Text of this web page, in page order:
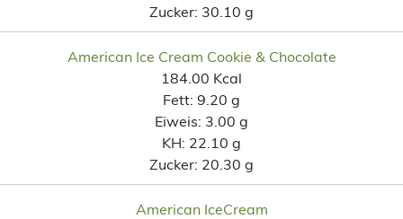
Zucker: 30.10 g
American Ice Cream Cookie & Chocolate
184.00 Kcal
Fett: 9.20 g
Eiweis: 3.00 g
KH: 22.10 g
Zucker: 20.30 g
American IceCream